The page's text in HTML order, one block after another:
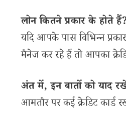
लोन कितने प्रकार के होते
यदि आपके पास विभिन्न
मैनेज कर रहे हैं तो आपका
अंत में, इन बातों को याद
आमतौर पर कई क्रेडिट